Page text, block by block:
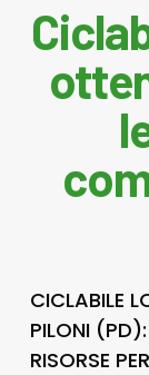
CICLABILE
PILONI (PD):
RISORSE